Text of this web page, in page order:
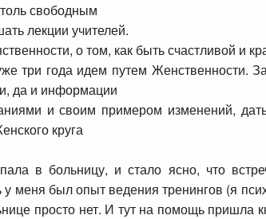
свободным
лекции учителей.
отом, как быть счастливой и
три года идем путем Женственности.
да и информации
и своим примером изменений,
круга
в больницу, и стало ясно, что
у меня был опыт ведения тренингов (я
просто нет. И тут на помощь пришла